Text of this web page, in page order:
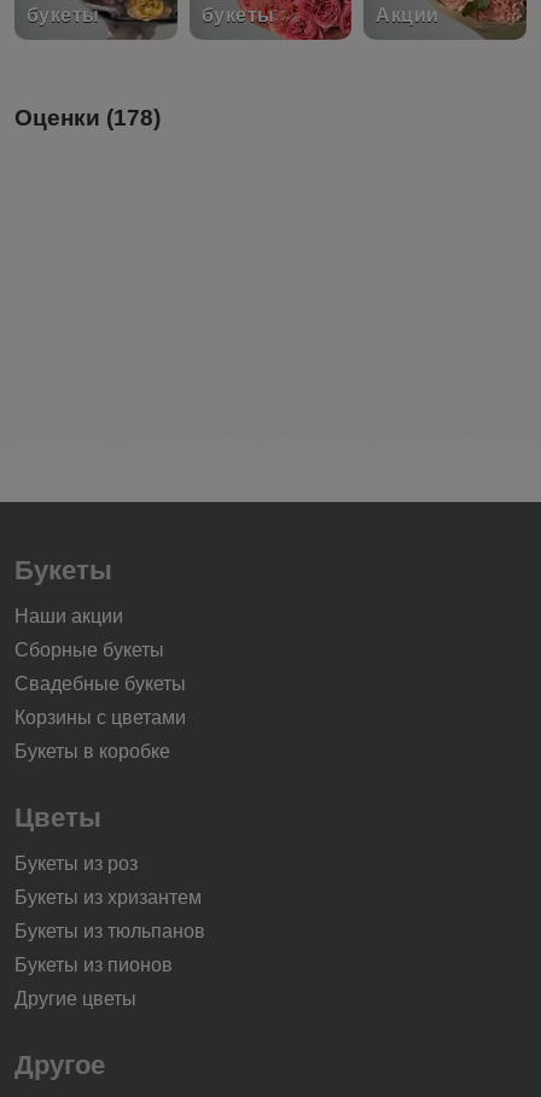
букеты
букеты
Акции
Оценки (178)
Букеты
Наши акции
Сборные букеты
Свадебные букеты
Корзины с цветами
Букеты в коробке
Цветы
Букеты из роз
Букеты из хризантем
Букеты из тюльпанов
Букеты из пионов
Другие цветы
Другое